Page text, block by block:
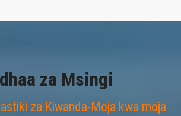
za Msingi
za Kiwanda-Moja kwa moja